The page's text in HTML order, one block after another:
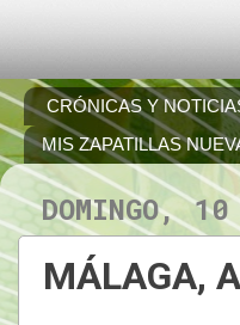
CRÓNICAS Y
MIS ZAPATILLAS
DOMINGO,
MÁLAGA,